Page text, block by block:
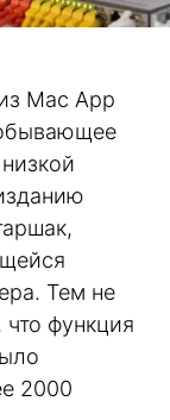
Mac App
Тем не
что функция
2000